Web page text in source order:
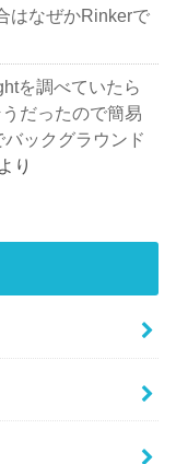
はなぜかRinkerで
を調べていたら
だったので簡易
ックグラウンド
より